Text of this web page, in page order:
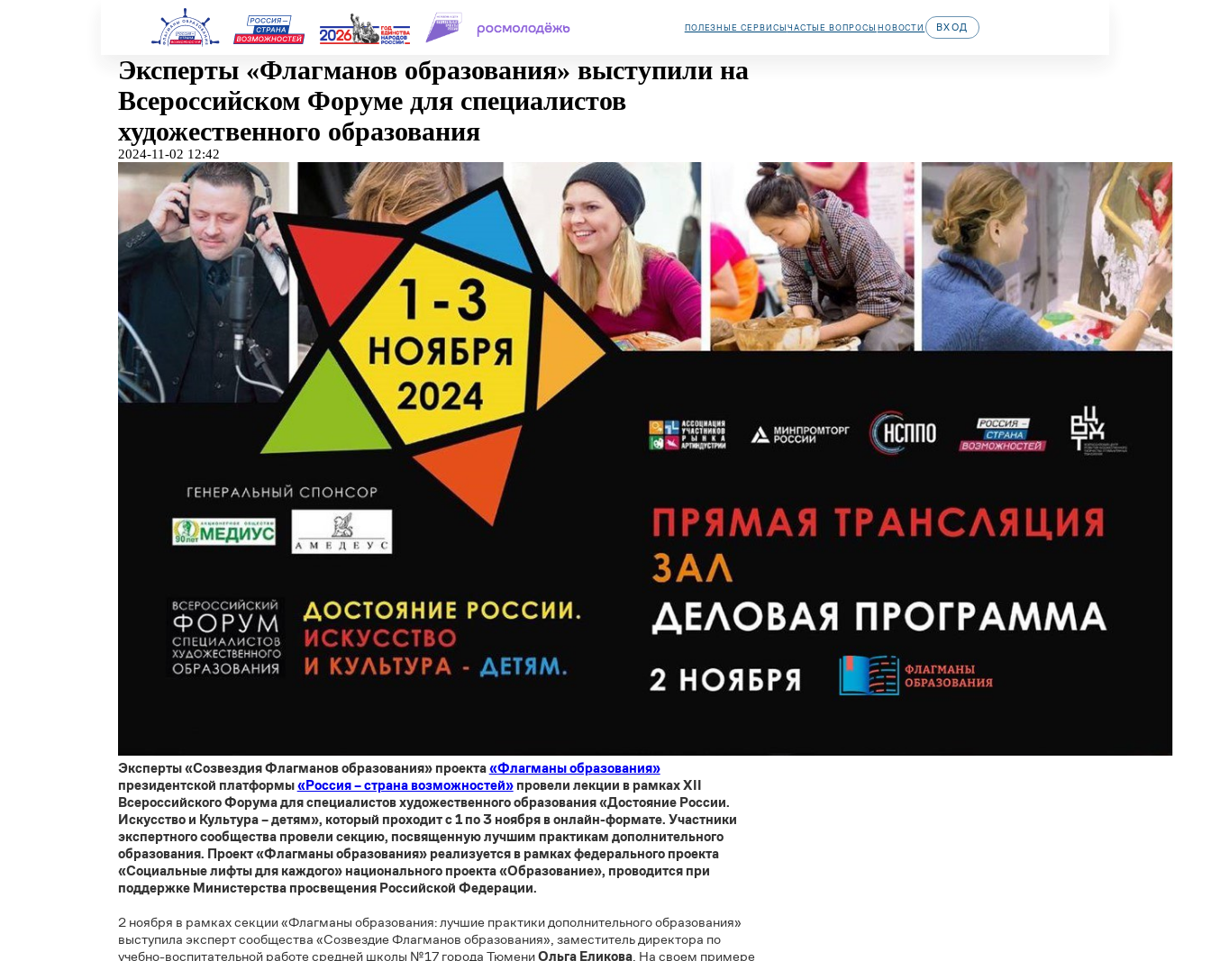
ПОЛЕЗНЫЕ СЕРВИСЫЧАСТЫЕ ВОПРОСЫНОВОСТИ
Эксперты «Флагманов образования» выступили на
Всероссийском Форуме для специалистов
художественного образования
2024-11-02 12:42
Эксперты «Созвездия Флагманов образования» проекта«Флагманы образования»
президентской платформы«Россия – страна возможностей»провели лекции в рамках XII
Всероссийского Форума для специалистов художественного образования «Достояние России.
Искусство и Культура – детям», который проходит с 1 по 3 ноября в онлайн-формате. Участники
экспертного сообщества провели секцию, посвященную лучшим практикам дополнительного
образования. Проект «Флагманы образования» реализуется в рамках федерального проекта
«Социальные лифты для каждого» национального проекта «Образование», проводится при
поддержке Министерства просвещения Российской Федерации.